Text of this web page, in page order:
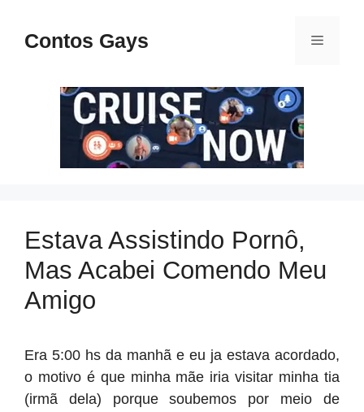
paraContos Gays Menu
Estava Assistindo Pornô,
Mas Acabei Comendo Meu
Amigo
Era 5:00 hs da manhã e eu ja estava acordado,
o motivo é que minha mãe iria visitar minha tia
(irmã dela) porque soubemos por meio de